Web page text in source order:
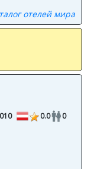
отелей мира